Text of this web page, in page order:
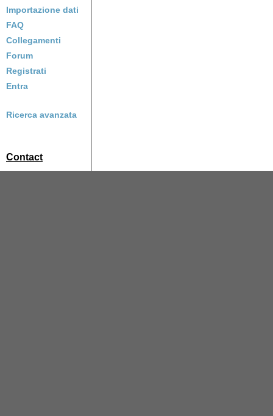
Importazione dati
FAQ
Collegamenti
Forum
Registrati
Entra
Ricerca avanzata
Contact